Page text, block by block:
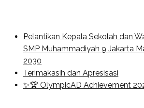
Pelantikan Kepala Sekolah dan
SMP Muhammadiyah 9 Jakarta
2030
Terimakasih dan Apresisasi
✨🏆 OlympicAD Achievement